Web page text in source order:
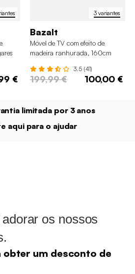
€
3 variantes
Bazalt
Móvel de TV com efeito de
madeira ranhurada, 160cm
3.5 (41)
199,99 € 100,00 €
limitada por 3 anos
aqui para o ajudar
os nossos
obter um desconto de